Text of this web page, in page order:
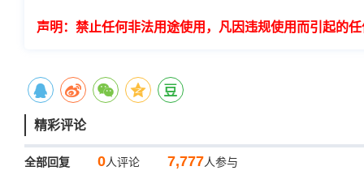
声明：禁止任何非法用途使用，凡因违规使用而引起的
精彩评论
全部回复 0人评论 7,777人参与